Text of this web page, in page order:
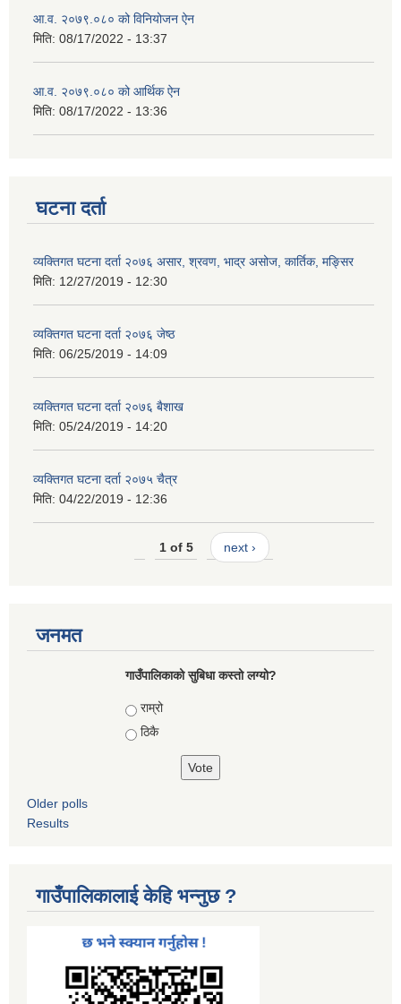
आ.व. २०७९.०८० को विनियोजन ऐन
मिति: 08/17/2022 - 13:37
आ.व. २०७९.०८० को आर्थिक ऐन
मिति: 08/17/2022 - 13:36
घटना दर्ता
व्यक्तिगत घटना दर्ता २०७६ असार, श्रवण, भाद्र असोज, कार्तिक, मङ्सिर
मिति: 12/27/2019 - 12:30
व्यक्तिगत घटना दर्ता २०७६ जेष्ठ
मिति: 06/25/2019 - 14:09
व्यक्तिगत घटना दर्ता २०७६ बैशाख
मिति: 05/24/2019 - 14:20
व्यक्तिगत घटना दर्ता २०७५ चैत्र
मिति: 04/22/2019 - 12:36
1 of 5 next ›
जनमत
गाउँपालिकाको सुबिधा कस्तो लग्यो?
Choices
राम्रो
ठिकै
Older polls
Results
गाउँपालिकालाई केहि भन्नुछ ?